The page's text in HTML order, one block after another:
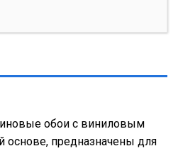
обои с виниловым
основе, предназначены для